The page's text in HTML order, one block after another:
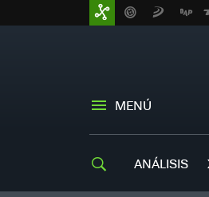
MENÚ
ANÁLISIS